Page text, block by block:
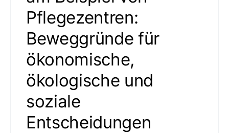
Pflegezentren:
Beweggründe für
ökonomische,
ökologische und
soziale
Entscheidungen